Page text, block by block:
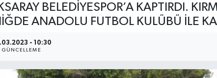
BELEDİYESPOR’A KAPTIRDI.
ANADOLU FUTBOL KULÜBÜ İLE
- 10:30
GÜNCELLEME